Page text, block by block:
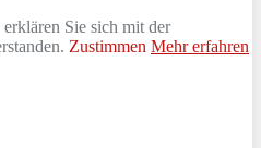
Sie sich mit der
Zustimmen Mehr erfahren